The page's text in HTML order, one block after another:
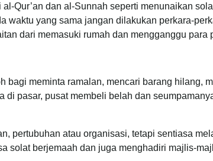
Qur’an dan al-Sunnah seperti menunaikan
waktu yang sama jangan dilakukan perkara-
dari memasuki rumah dan mengganggu para
bagi meminta ramalan, mencari barang hilang,
pasar, pusat membeli belah dan
pertubuhan atau organisasi, tetapi sentiasa
solat berjemaah dan juga menghadiri majlis-